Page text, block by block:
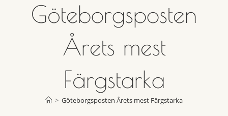
Göteborgsposten
Årets mest
Färgstarka
> Göteborgsposten Årets mest Färgstarka